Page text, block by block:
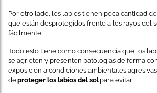
Por otro lado, los labios tienen poca cantidad
que están desprotegidos frente a los rayos del
fácilmente.
Todo esto tiene como consecuencia que los
se agrieten y presenten patologías de forma
exposición a condiciones ambientales
deproteger los labios del sol para evitar: